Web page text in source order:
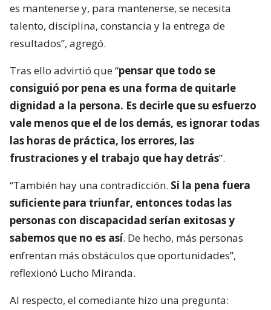
es mantenerse y, para mantenerse, se necesita
talento, disciplina, constancia y la entrega de
resultados”, agregó.
Tras ello advirtió que “pensar que todo se
consiguió por pena es una forma de quitarle
dignidad a la persona. Es decirle que su esfuerzo
vale menos que el de los demás, es ignorar todas
las horas de práctica, los errores, las
frustraciones y el trabajo que hay detrás”.
“También hay una contradicción. Si la pena fuera
suficiente para triunfar, entonces todas las
personas con discapacidad serían exitosas y
sabemos que no es así. De hecho, más personas
enfrentan más obstáculos que oportunidades”,
reflexionó Lucho Miranda.
Al respecto, el comediante hizo una pregunta: